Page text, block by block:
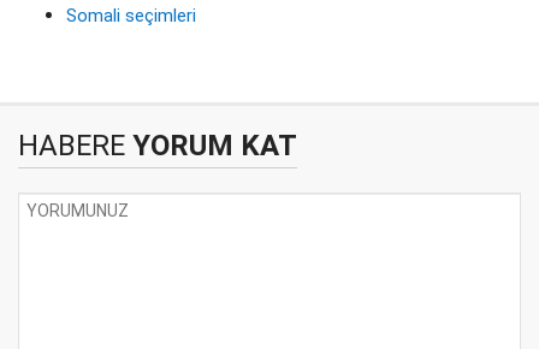
Somali seçimleri
HABERE YORUM KAT